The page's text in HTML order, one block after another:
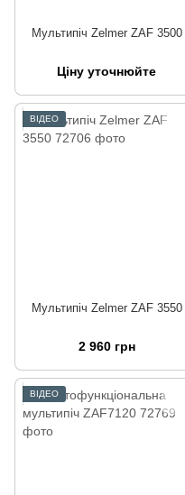
Мультипіч Zelmer ZAF 3500
Ціну уточнюйте
ВІДЕО
Мультипіч Zelmer ZAF 3550
2 960 грн
ВІДЕО